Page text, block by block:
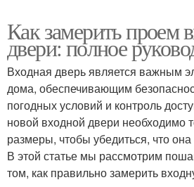
Как замерить проем
двери: полное
Входная дверь является важным
дома, обеспечивающим
погодных условий и контроль
новой входной двери необходимо
размеры, чтобы убедиться, что
В этой статье мы рассмотрим
том, как правильно замерить